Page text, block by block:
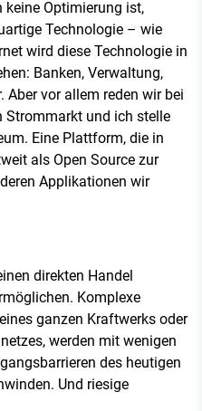
keine Optimierung ist,
Technologie – wie
wird diese Technologie in
Banken, Verwaltung,
Aber vor allem reden wir bei
Strommarkt und ich stelle
Eine Plattform, die in
als Open Source zur
Applikationen wir
direkten Handel
Komplexe
ganzen Kraftwerks oder
werden mit wenigen
des heutigen
Und riesige